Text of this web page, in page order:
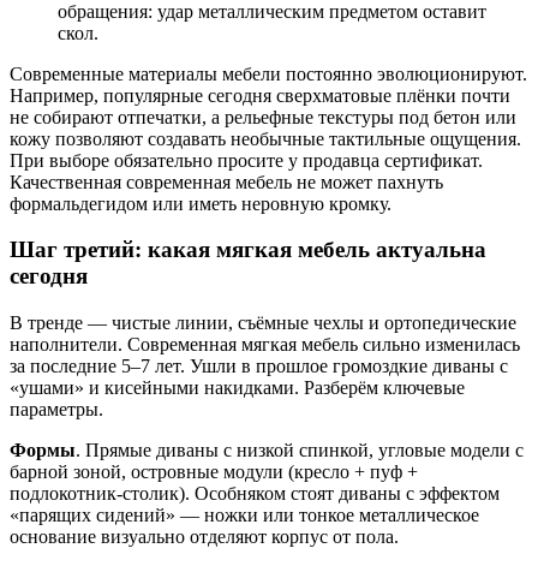
обращения: удар металлическим предметом оставит
скол.
Современные материалы мебели постоянно эволюционируют.
Например, популярные сегодня сверхматовые плёнки почти
не собирают отпечатки, а рельефные текстуры под бетон или
кожу позволяют создавать необычные тактильные ощущения.
При выборе обязательно просите у продавца сертификат.
Качественная современная мебель не может пахнуть
формальдегидом или иметь неровную кромку.
Шаг третий: какая мягкая мебель актуальна
сегодня
В тренде — чистые линии, съёмные чехлы и ортопедические
наполнители. Современная мягкая мебель сильно изменилась
за последние 5–7 лет. Ушли в прошлое громоздкие диваны с
«ушами» и кисейными накидками. Разберём ключевые
параметры.
Формы. Прямые диваны с низкой спинкой, угловые модели с
барной зоной, островные модули (кресло + пуф +
подлокотник-столик). Особняком стоят диваны с эффектом
«парящих сидений» — ножки или тонкое металлическое
основание визуально отделяют корпус от пола.